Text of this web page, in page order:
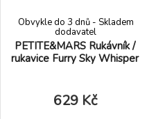
PETITE&MARS Rukávník /
rukavice Furry Sky Whisper
Obvykle do 3 dnů - Skladem
dodavatel
629 Kč